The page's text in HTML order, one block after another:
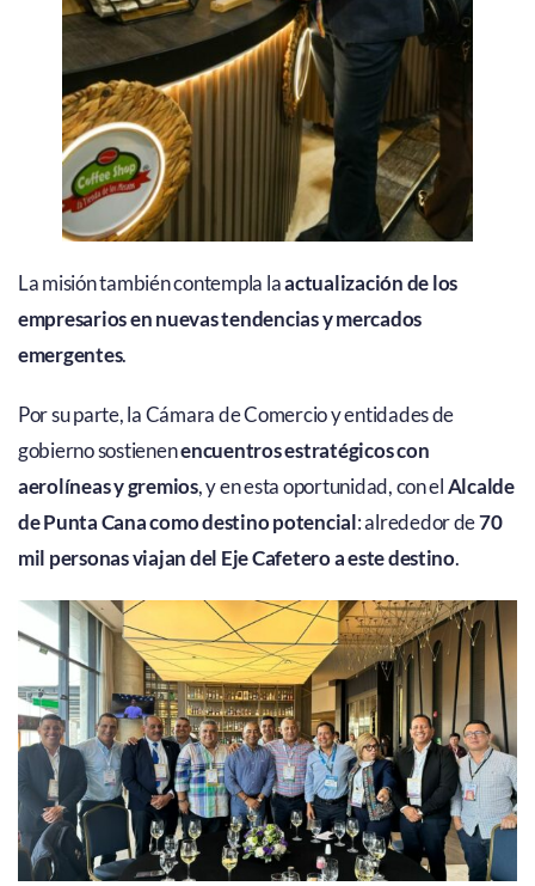
La misión también contempla laactualización de los
empresarios en nuevas tendencias y mercados
emergentes.
Por su parte, la Cámara de Comercio y entidades de
gobierno sostienenencuentros estratégicos con
aerolíneas y gremios, y en esta oportunidad, con elAlcalde
de Punta Cana como destino potencial: alrededor de70
mil personas viajan del Eje Cafetero a este destino.